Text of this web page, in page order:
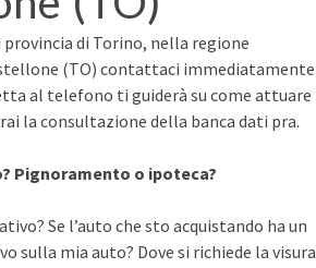
di Torino, nella regione
(TO) contattaci
al telefono ti guiderà su come attuare
la consultazione della banca dati pra.
Pignoramento o ipoteca?
Se l’auto che sto acquistando ha un
mia auto? Dove si richiede la visura